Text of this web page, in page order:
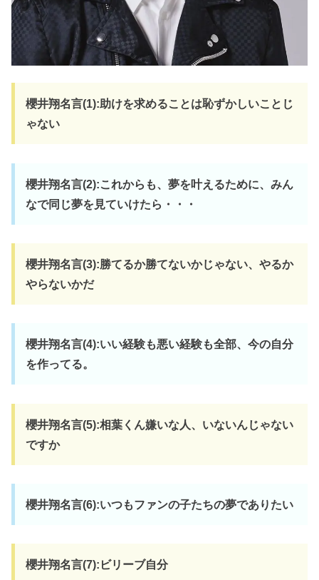
櫻井翔名言(1):助けを求めることは恥ずかしいことじ
ゃない
櫻井翔名言(2):これからも、夢を叶えるために、みん
なで同じ夢を見ていけたら・・・
櫻井翔名言(3):勝てるか勝てないかじゃない、やるか
やらないかだ
櫻井翔名言(4):いい経験も悪い経験も全部、今の自分
を作ってる。
櫻井翔名言(5):相葉くん嫌いな人、いないんじゃない
ですか
櫻井翔名言(6):いつもファンの子たちの夢でありたい
櫻井翔名言(7):ビリーブ自分